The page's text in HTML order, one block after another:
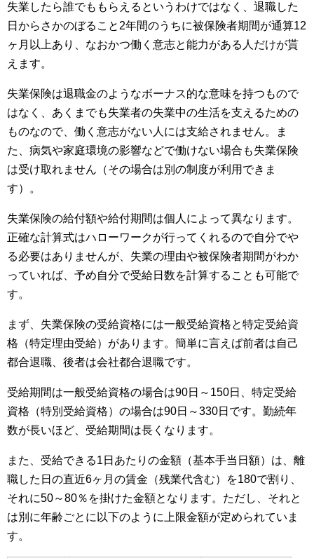
失業したら誰でももらえるというわけではなく、退職した
日からさかのぼること2年間のうちに被保険者期間が通算12
ヶ月以上あり、なおかつ働く意志と能力がある人だけが貰
えます。
失業保険は退職金のようなボーナス的な意味を持つもので
はなく、あくまでも失業者の失業中の生活を支えるための
ものなので、働く意志がない人には支給されません。ま
た、病気や家庭環境の影響などで働けない場合も失業保険
は受け取れません（その場合は別の制度が利用できま
す）。
失業保険の給付額や給付期間は個人によって異なります。
正確な計算式はハローワークが行ってくれるので自分でや
る必要はありませんが、失業の理由や被保険者期間がわか
っていれば、予め自分で受給日数を計算することも可能で
す。
まず、失業保険の受給資格には一般受給資格と特定受給資
格（特定理由受給）があります。簡単に言えば前者は自己
都合退職、後者は会社都合退職です。
受給期間は一般受給資格の場合は90日～150日、特定受給
資格（特別受給資格）の場合は90日～330日です。勤続年
数が長いほど、受給期間は長くなります。
また、受給できる1日あたりの金額（基本手当日額）は、離
職した日の直近6ヶ月の賃金（残業代含む）を180で割り、
それに50～80％を掛けた金額となります。ただし、それと
は別に年齢ごとに以下のように上限金額が定められていま
す。